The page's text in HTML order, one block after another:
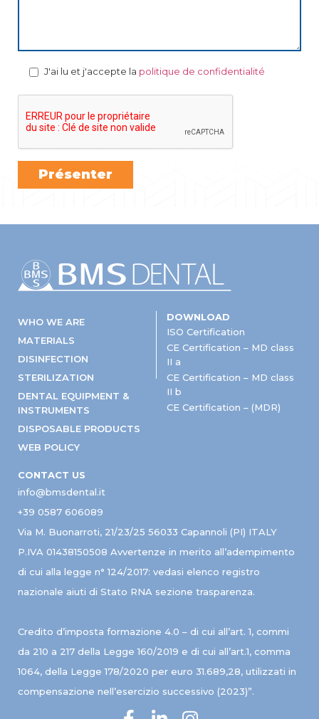
J'ai lu et j'accepte la politique de confidentialité
WHO WE ARE
MATERIALS
DISINFECTION
STERILIZATION
DENTAL EQUIPMENT &
INSTRUMENTS
DISPOSABLE PRODUCTS
WEB POLICY
DOWNLOAD
ISO Certification
CE Certification – MD class
II a
CE Certification – MD class
II b
CE Certification – (MDR)
CONTACT US
info@bmsdental.it
+39 0587 606089
Via M. Buonarroti, 21/23/25 56033 Capannoli (PI) ITALY
P.IVA 01438150508 Avvertenze in merito all’adempimento
di cui alla legge n° 124/2017: vedasi elenco registro
nazionale aiuti di Stato RNA sezione trasparenza.
Credito d’imposta formazione 4.0 – di cui all’art. 1, commi
da 210 a 217 della Legge 160/2019 e di cui all’art.1, comma
1064, della Legge 178/2020 per euro 31.689,28, utilizzati in
compensazione nell’esercizio successivo (2023)”.